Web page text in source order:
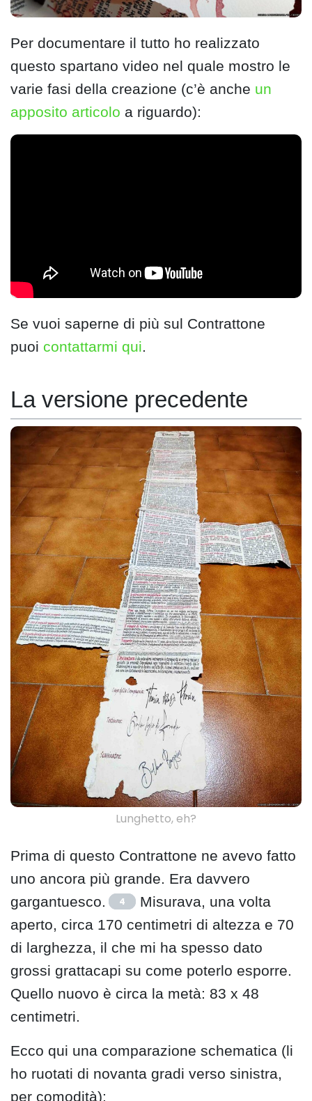
Per documentare il tutto ho realizzato
questo spartano video nel quale mostro le
varie fasi della creazione (c’è anche un
apposito articolo a riguardo):
Se vuoi saperne di più sul Contrattone
puoi contattarmi qui.
La versione precedente
Lunghetto, eh?
Prima di questo Contrattone ne avevo fatto
uno ancora più grande. Era davvero
gargantuesco.
4
Misurava, una volta
aperto, circa 170 centimetri di altezza e 70
di larghezza, il che mi ha spesso dato
grossi grattacapi su come poterlo esporre.
Quello nuovo è circa la metà: 83 x 48
centimetri.
Ecco qui una comparazione schematica (li
ho ruotati di novanta gradi verso sinistra,
per comodità):